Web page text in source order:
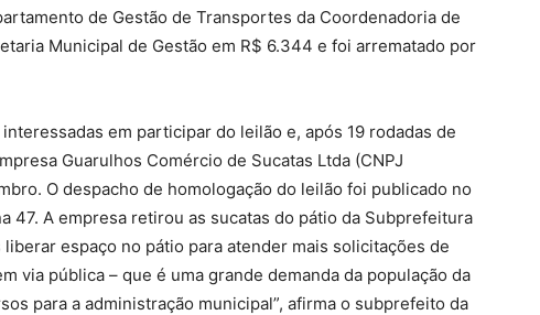
de Gestão de Transportes da Coordenadoria de
Municipal de Gestão em R$ 6.344 e foi arrematado por
em participar do leilão e, após 19 rodadas de
Guarulhos Comércio de Sucatas Ltda (CNPJ
O despacho de homologação do leilão foi publicado no
47. A empresa retirou as sucatas do pátio da Subprefeitura
espaço no pátio para atender mais solicitações de
via pública – que é uma grande demanda da população da
para a administração municipal”, afirma o subprefeito da